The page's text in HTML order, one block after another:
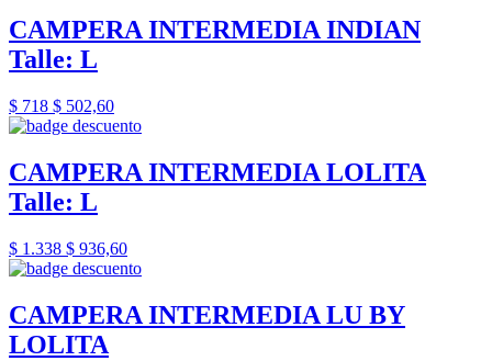
CAMPERA INTERMEDIA INDIAN
Talle: L
$ 718 $ 502,60
CAMPERA INTERMEDIA LOLITA
Talle: L
$ 1.338 $ 936,60
CAMPERA INTERMEDIA LU BY
LOLITA